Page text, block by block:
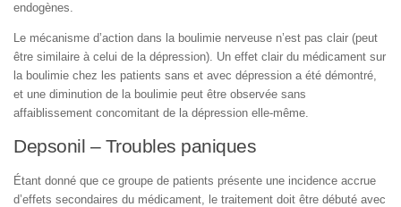
endogènes.
Le mécanisme d’action dans la boulimie nerveuse n’est pas clair (peut
être similaire à celui de la dépression). Un effet clair du médicament sur
la boulimie chez les patients sans et avec dépression a été démontré,
et une diminution de la boulimie peut être observée sans
affaiblissement concomitant de la dépression elle-même.
Depsonil – Troubles paniques
Étant donné que ce groupe de patients présente une incidence accrue
d’effets secondaires du médicament, le traitement doit être débuté avec